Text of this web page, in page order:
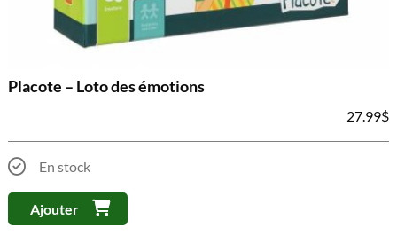
Placote – Loto des émotions
27.99$
En stock
Ajouter